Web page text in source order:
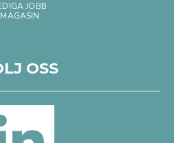
JOBB
MAGASIN
OSS